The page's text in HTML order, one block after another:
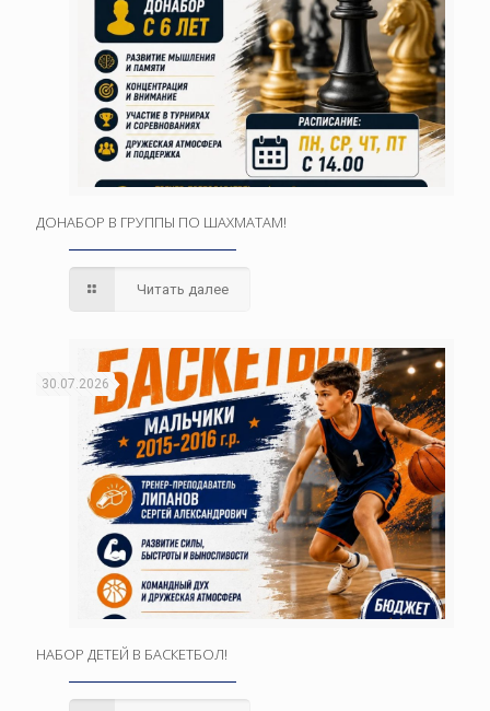
ДОНАБОР В ГРУППЫ ПО ШАХМАТАМ!
Читать далее
30.07.2026
НАБОР ДЕТЕЙ В БАСКЕТБОЛ!